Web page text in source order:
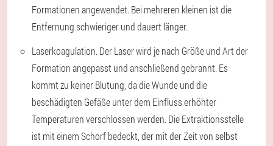
Formationen angewendet. Bei mehreren kleinen ist die
Entfernung schwieriger und dauert länger.
Laserkoagulation. Der Laser wird je nach Größe und Art der
Formation angepasst und anschließend gebrannt. Es
kommt zu keiner Blutung, da die Wunde und die
beschädigten Gefäße unter dem Einfluss erhöhter
Temperaturen verschlossen werden. Die Extraktionsstelle
ist mit einem Schorf bedeckt, der mit der Zeit von selbst